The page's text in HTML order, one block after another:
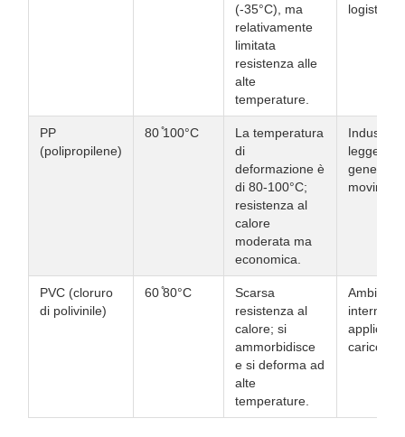
(-35°C), ma
relativamente
limitata
resistenza alle
alte
temperature.
logistica
PP
(polipropilene)
80 ̊100°C
La temperatura
di
deformazione è
di 80-100°C;
resistenza al
calore
moderata ma
economica.
Industria
leggera,
generali
PVC (cloruro
di polivinile)
60 ̊80°C
Scarsa
resistenza al
calore; si
ammorbidisce
e si deforma ad
alte
temperature.
Ambiente
interno
carico